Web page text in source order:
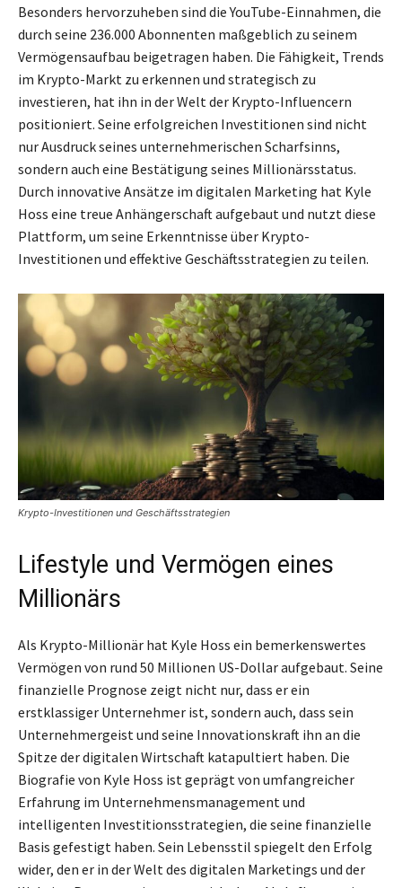
Besonders hervorzuheben sind die YouTube-Einnahmen, die
durch seine 236.000 Abonnenten maßgeblich zu seinem
Vermögensaufbau beigetragen haben. Die Fähigkeit, Trends
im Krypto-Markt zu erkennen und strategisch zu
investieren, hat ihn in der Welt der Krypto-Influencern
positioniert. Seine erfolgreichen Investitionen sind nicht
nur Ausdruck seines unternehmerischen Scharfsinns,
sondern auch eine Bestätigung seines Millionärsstatus.
Durch innovative Ansätze im digitalen Marketing hat Kyle
Hoss eine treue Anhängerschaft aufgebaut und nutzt diese
Plattform, um seine Erkenntnisse über Krypto-
Investitionen und effektive Geschäftsstrategien zu teilen.
Krypto-Investitionen und Geschäftsstrategien
Lifestyle und Vermögen eines
Millionärs
Als Krypto-Millionär hat Kyle Hoss ein bemerkenswertes
Vermögen von rund 50 Millionen US-Dollar aufgebaut. Seine
finanzielle Prognose zeigt nicht nur, dass er ein
erstklassiger Unternehmer ist, sondern auch, dass sein
Unternehmergeist und seine Innovationskraft ihn an die
Spitze der digitalen Wirtschaft katapultiert haben. Die
Biografie von Kyle Hoss ist geprägt von umfangreicher
Erfahrung im Unternehmensmanagement und
intelligenten Investitionsstrategien, die seine finanzielle
Basis gefestigt haben. Sein Lebensstil spiegelt den Erfolg
wider, den er in der Welt des digitalen Marketings und der